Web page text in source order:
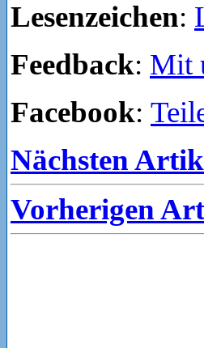
Lesenzeichen:
Feedback: Mit
Facebook:
Nächsten
Vorherigen